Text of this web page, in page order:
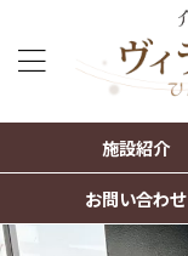
施設紹介
お問い合わせ